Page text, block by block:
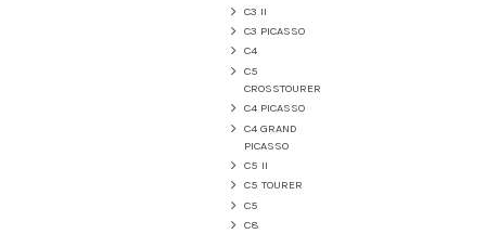
C3 II
C3 PICASSO
C4
C5
CROSSTOURER
C4 PICASSO
C4 GRAND
PICASSO
C5 II
C5 TOURER
C5
C8